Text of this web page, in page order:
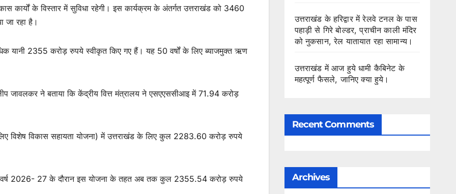
कार्यों के विस्तार में सुविधा रहेगी। इस कार्यक्रम के अंतर्गत उत्तराखंड को 3460
रहा है।
यानी 2355 करोड़ रुपये स्वीकृत किए गए हैं। यह 50 वर्षों के लिए ब्याजमुक्त ऋण
जावलकर ने बताया कि केंद्रीय वित्त मंत्रालय ने एसएएससीआइ में 71.94 करोड़
विशेष विकास सहायता योजना) में उत्तराखंड के लिए कुल 2283.60 करोड़ रुपये
वर्ष 2026- 27 के दौरान इस योजना के तहत अब तक कुल 2355.54 करोड़ रुपये
उत्तराखंड के हरिद्वार में रेलवे टनल के पास
पहाड़ी से गिरे बोल्डर, प्राचीन काली मंदिर
को नुकसान, रेल यातायात रहा सामान्य।
उत्तराखंड में आज हुये धामी कैबिनेट के
महत्पूर्ण फैसले, जानिए क्या हुये।
Recent Comments
Archives